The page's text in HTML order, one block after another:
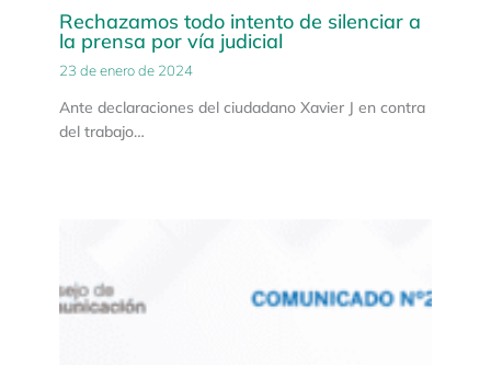
Rechazamos todo intento de silenciar a
la prensa por vía judicial
23 de enero de 2024
Ante declaraciones del ciudadano Xavier J en contra
del trabajo…